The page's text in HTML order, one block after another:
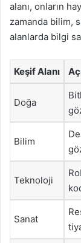
alanı, onların
zamanda bilim,
alanlarda bilgi
Keşif Alanı
Doğa
Bilim
Teknoloji
Sanat